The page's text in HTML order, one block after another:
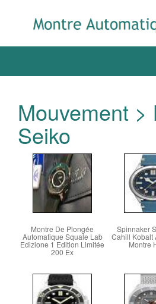
Mouvement >
Seiko
Montre De Plongée
Automatique Squale Lab
Edizione 1 Edition Limitée
200 Ex
Spinnaker
Cahill Kobalt
Montre